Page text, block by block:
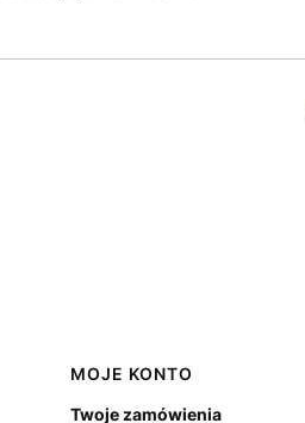
MOJE KONTO
Twoje zamówienia